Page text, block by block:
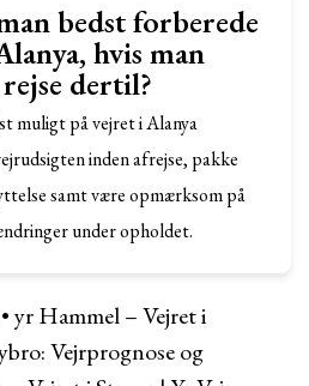
bedst forberede
hvis man
dertil?
muligt på vejret i Alanya
inden afrejse, pakke
samt være opmærksom på
under opholdet.
•yr Hammel – Vejret i
Vejrprognose og